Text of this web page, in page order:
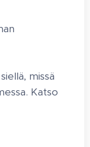
missä
Katso